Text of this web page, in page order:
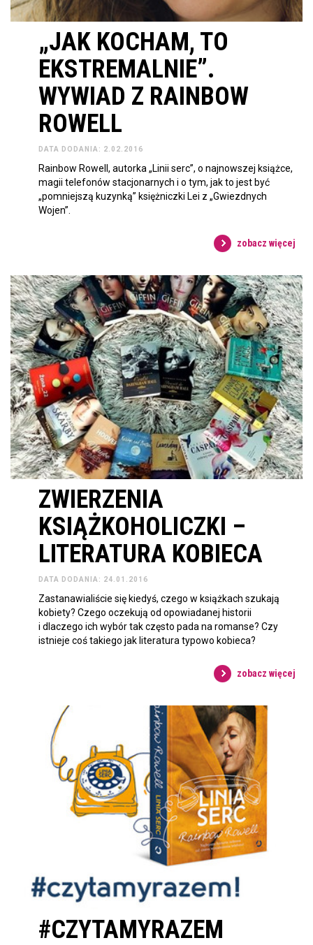
„JAK KOCHAM, TO
EKSTREMALNIE”.
WYWIAD Z RAINBOW
ROWELL
DATA DODANIA: 2.02.2016
Rainbow Rowell, autorka „Linii serc”, o najnowszej książce,
magii telefonów stacjonarnych i o tym, jak to jest być
„pomniejszą kuzynką” księżniczki Lei z „Gwiezdnych
Wojen”.
zobacz więcej
ZWIERZENIA
KSIĄŻKOHOLICZKI –
LITERATURA KOBIECA
DATA DODANIA: 24.01.2016
Zastanawialiście się kiedyś, czego w książkach szukają
kobiety? Czego oczekują od opowiadanej historii
i dlaczego ich wybór tak często pada na romanse? Czy
istnieje coś takiego jak literatura typowo kobieca?
zobacz więcej
#CZYTAMYRAZEM